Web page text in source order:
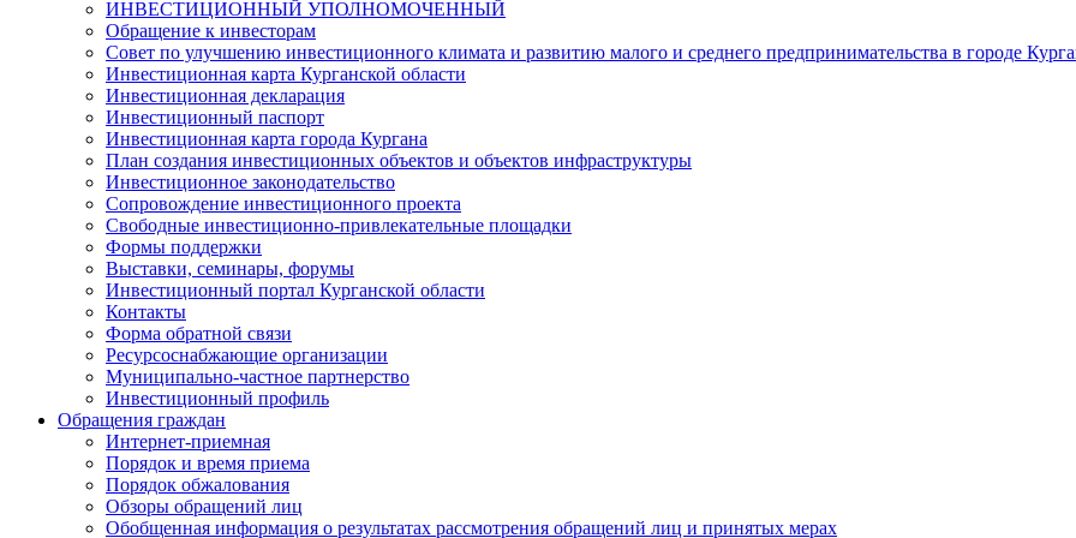
ИНВЕСТИЦИОННЫЙ УПОЛНОМОЧЕННЫЙ
Обращение к инвесторам
Совет по улучшению инвестиционного климата и развитию малого и среднего предпринимательства в городе
Инвестиционная карта Курганской области
Инвестиционная декларация
Инвестиционный паспорт
Инвестиционная карта города Кургана
План создания инвестиционных объектов и объектов инфраструктуры
Инвестиционное законодательство
Сопровождение инвестиционного проекта
Свободные инвестиционно-привлекательные площадки
Формы поддержки
Выставки, семинары, форумы
Инвестиционный портал Курганской области
Контакты
Форма обратной связи
Ресурсоснабжающие организации
Муниципально-частное партнерство
Инвестиционный профиль
Обращения граждан
Интернет-приемная
Порядок и время приема
Порядок обжалования
Обзоры обращений лиц
Обобщенная информация о результатах рассмотрения обращений лиц и принятых мерах